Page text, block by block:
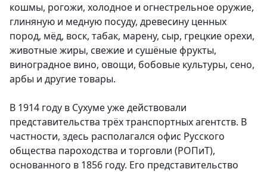
кошмы, рогожи, холодное и огнестрельное оружие,
глиняную и медную посуду, древесину ценных
пород, мёд, воск, табак, марену, сыр, грецкие орехи,
животные жиры, свежие и сушёные фрукты,
виноградное вино, овощи, бобовые культуры, сено,
арбы и другие товары.
В 1914 году в Сухуме уже действовали
представительства трёх транспортных агентств. В
частности, здесь располагался офис Русского
общества пароходства и торговли (РОПиТ),
основанного в 1856 году. Его представительство